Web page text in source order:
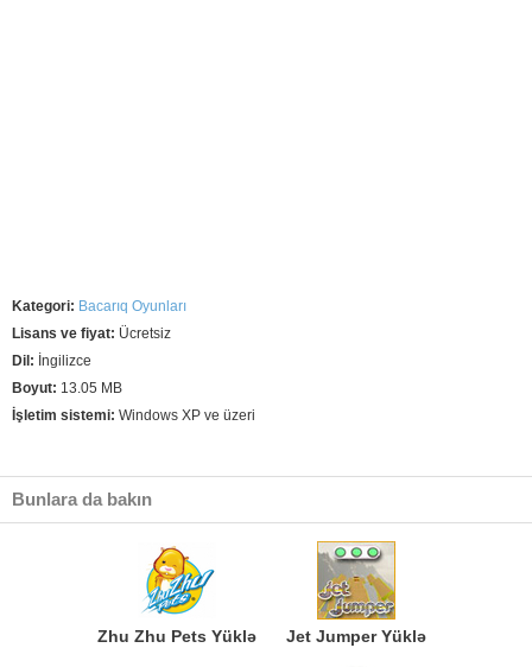
Kategori: Bacarıq Oyunları
Lisans ve fiyat: Ücretsiz
Dil: İngilizce
Boyut: 13.05 MB
İşletim sistemi: Windows XP ve üzeri
Bunlara da bakın
Zhu Zhu Pets Yüklə Jet Jumper Yüklə